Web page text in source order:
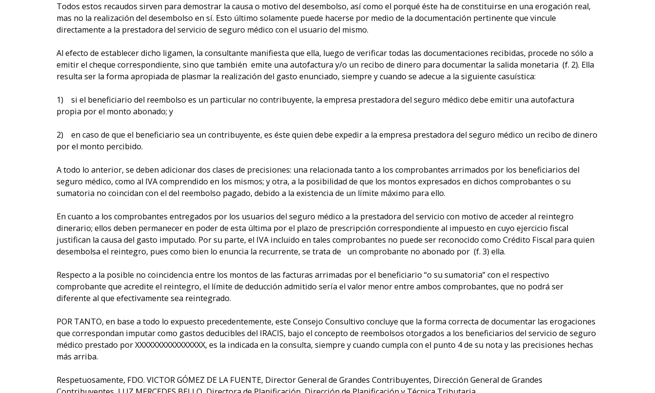
Todos estos recaudos sirven para demostrar la causa o motivo del desembolso, así como el porqué éste ha de constituirse en una erogación real,
mas no la realización del desembolso en sí. Esto último solamente puede hacerse por medio de la documentación pertinente que vincule
directamente a la prestadora del servicio de seguro médico con el usuario del mismo.
Al efecto de establecer dicho ligamen, la consultante manifiesta que ella, luego de verificar todas las documentaciones recibidas, procede no sólo a
emitir el cheque correspondiente, sino que también emite una autofactura y/o un recibo de dinero para documentar la salida monetaria (f. 2). Ella
resulta ser la forma apropiada de plasmar la realización del gasto enunciado, siempre y cuando se adecue a la siguiente casuística:
1) si el beneficiario del reembolso es un particular no contribuyente, la empresa prestadora del seguro médico debe emitir una autofactura
propia por el monto abonado; y
2) en caso de que el beneficiario sea un contribuyente, es éste quien debe expedir a la empresa prestadora del seguro médico un recibo de dinero
por el monto percibido.
A todo lo anterior, se deben adicionar dos clases de precisiones: una relacionada tanto a los comprobantes arrimados por los beneficiarios del
seguro médico, como al IVA comprendido en los mismos; y otra, a la posibilidad de que los montos expresados en dichos comprobantes o su
sumatoria no coincidan con el del reembolso pagado, debido a la existencia de un límite máximo para ello.
En cuanto a los comprobantes entregados por los usuarios del seguro médico a la prestadora del servicio con motivo de acceder al reintegro
dinerario; ellos deben permanecer en poder de esta última por el plazo de prescripción correspondiente al impuesto en cuyo ejercicio fiscal
justifican la causa del gasto imputado. Por su parte, el IVA incluido en tales comprobantes no puede ser reconocido como Crédito Fiscal para quien
desembolsa el reintegro, pues como bien lo enuncia la recurrente, se trata de un comprobante no abonado por (f. 3) ella.
Respecto a la posible no coincidencia entre los montos de las facturas arrimadas por el beneficiario “o su sumatoria” con el respectivo
comprobante que acredite el reintegro, el límite de deducción admitido sería el valor menor entre ambos comprobantes, que no podrá ser
diferente al que efectivamente sea reintegrado.
POR TANTO, en base a todo lo expuesto precedentemente, este Consejo Consultivo concluye que la forma correcta de documentar las erogaciones
que correspondan imputar como gastos deducibles del IRACIS, bajo el concepto de reembolsos otorgados a los beneficiarios del servicio de seguro
médico prestado por XXXXXXXXXXXXXXXX, es la indicada en la consulta, siempre y cuando cumpla con el punto 4 de su nota y las precisiones hechas
más arriba.
Respetuosamente, FDO. VICTOR GÓMEZ DE LA FUENTE, Director General de Grandes Contribuyentes, Dirección General de Grandes